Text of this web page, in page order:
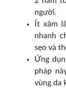
người.
Ít xâm
nhanh
sẹo và
Ứng
pháp
vùng da